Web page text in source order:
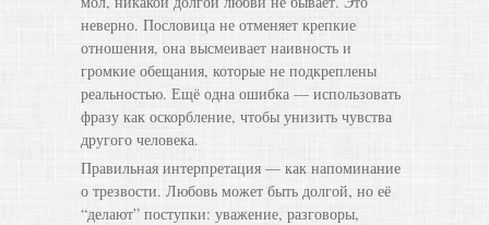
неверно. Пословица не отменяет крепкие
отношения, она высмеивает наивность и
громкие обещания, которые не подкреплены
реальностью. Ещё одна ошибка — использовать
фразу как оскорбление, чтобы унизить чувства
другого человека.
Правильная интерпретация — как напоминание
о трезвости. Любовь может быть долгой, но её
“делают” поступки: уважение, разговоры,